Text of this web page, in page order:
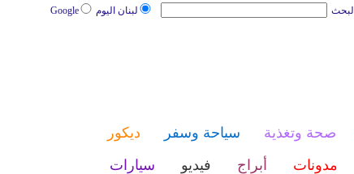
لبنان اليوم Google البحث
صحة وتغذية سياحة وسفر
ديكور
مدونات أبراج فيديو سيارات